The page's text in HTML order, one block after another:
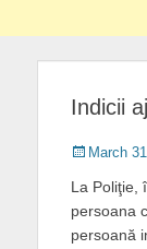
Indicii
Posted
March
La Poliţie,
persoana
persoană